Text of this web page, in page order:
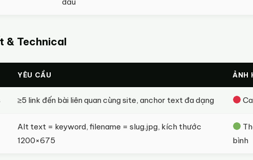
& Technical
YÊU CẦU ẢNH
≥5 link đến bài liên quan cùng site, anchor text đa dạng
Alt text = keyword, filename = slug.jpg, kích thước
1200×675
bình